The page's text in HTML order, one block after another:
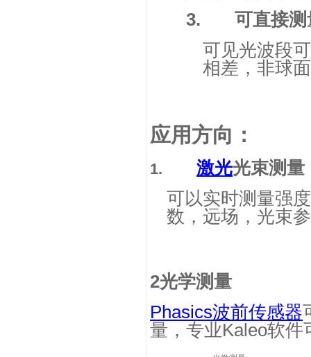
3. 可直接
可见光波段
相差，非球
应用方向：
1. 激光光束测量
可以实时测量强
数，远场，光束
2光学测量
Phasics波前传感器
量，专业Kaleo软件